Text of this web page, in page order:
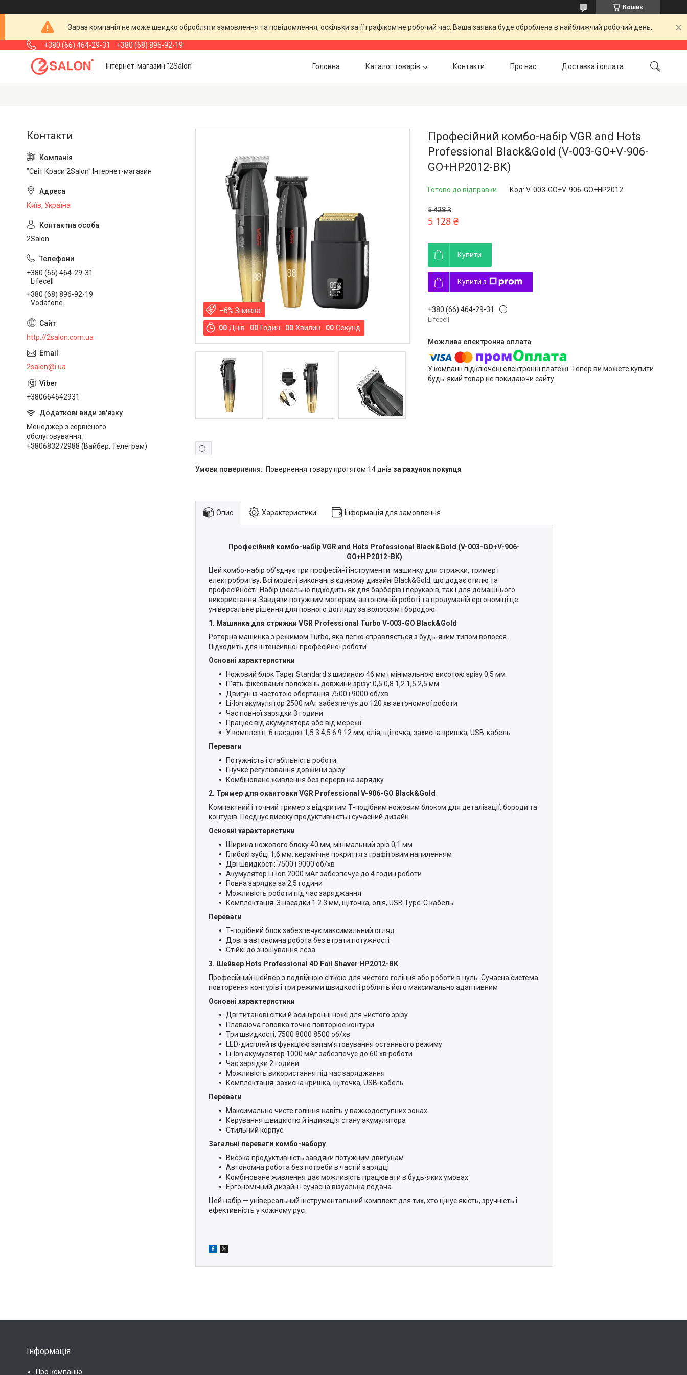
Кошик
Зараз компанія не може швидко обробляти замовлення та повідомлення, оскільки за її графіком не робочий час. Ваша заявка буде оброблена в найближчий робочий день.
+380 (66) 464-29-31 +380 (68) 896-92-19
Інтернет-магазин "2Salon" Головна Каталог товарів Контакти Про нас Доставка і оплата
–6%
00 Днів 00 Годин 00 Хвилин 00 Секунд
Професійний комбо-набір VGR and Hots
Professional Black&Gold (V-003-GO+V-906-
GO+HP2012-BK)
Готово до відправки Код: V-003-GO+V-906-GO+HP2012
5 428 ₴
5 128 ₴
Купити
Купити з
+380 (66) 464-29-31
Lifecell
У компанії підключені електронні платежі. Тепер ви можете купити
будь-який товар не покидаючи сайту.
повернення товару протягом 14 днів за рахунок покупця
Опис Характеристики Інформація для замовлення
Професійний комбо-набір VGR and Hots Professional Black&Gold (V-003-GO+V-906-
GO+HP2012-BK)
Цей комбо-набір об’єднує три професійні інструменти: машинку для стрижки, тример і
електробритву. Всі моделі виконані в єдиному дизайні Black&Gold, що додає стилю та
професійності. Набір ідеально підходить як для барберів і перукарів, так і для домашнього
використання. Завдяки потужним моторам, автономній роботі та продуманій ергономіці це
універсальне рішення для повного догляду за волоссям і бородою.
1. Машинка для стрижки VGR Professional Turbo V-003-GO Black&Gold
Роторна машинка з режимом Turbo, яка легко справляється з будь-яким типом волосся.
Підходить для інтенсивної професійної роботи
Основні характеристики
Ножовий блок Taper Standard з шириною 46 мм і мінімальною висотою зрізу 0,5 мм
П’ять фіксованих положень довжини зрізу: 0,5 0,8 1,2 1,5 2,5 мм
Двигун із частотою обертання 7500 і 9000 об/хв
Li-Ion акумулятор 2500 мАг забезпечує до 120 хв автономної роботи
Час повної зарядки 3 години
Працює від акумулятора або від мережі
У комплекті: 6 насадок 1,5 3 4,5 6 9 12 мм, олія, щіточка, захисна кришка, USB-кабель
Переваги
Потужність і стабільність роботи
Гнучке регулювання довжини зрізу
Комбіноване живлення без перерв на зарядку
2. Тример для окантовки VGR Professional V-906-GO Black&Gold
Компактний і точний тример з відкритим Т-подібним ножовим блоком для деталізації, бороди та
контурів. Поєднує високу продуктивність і сучасний дизайн
Основні характеристики
Ширина ножового блоку 40 мм, мінімальний зріз 0,1 мм
Глибокі зубці 1,6 мм, керамічне покриття з графітовим напиленням
Дві швидкості: 7500 і 9000 об/хв
Акумулятор Li-Ion 2000 мАг забезпечує до 4 годин роботи
Повна зарядка за 2,5 години
Можливість роботи під час заряджання
Комплектація: 3 насадки 1 2 3 мм, щіточка, олія, USB Type-C кабель
Переваги
Т-подібний блок забезпечує максимальний огляд
Довга автономна робота без втрати потужності
Стійкі до зношування леза
3. Шейвер Hots Professional 4D Foil Shaver HP2012-BK
Професійний шейвер з подвійною сіткою для чистого гоління або роботи в нуль. Сучасна система
повторення контурів і три режими швидкості роблять його максимально адаптивним
Основні характеристики
Дві титанові сітки й асинхронні ножі для чистого зрізу
Плаваюча головка точно повторює контури
Три швидкості: 7500 8000 8500 об/хв
LED-дисплей із функцією запам’ятовування останнього режиму
Li-Ion акумулятор 1000 мАг забезпечує до 60 хв роботи
Час зарядки 2 години
Можливість використання під час заряджання
Комплектація: захисна кришка, щіточка, USB-кабель
Переваги
Максимально чисте гоління навіть у важкодоступних зонах
Керування швидкістю й індикація стану акумулятора
Стильний корпус.
Загальні переваги комбо-набору
Висока продуктивність завдяки потужним двигунам
Автономна робота без потреби в частій зарядці
Комбіноване живлення дає можливість працювати в будь-яких умовах
Ергономічний дизайн і сучасна візуальна подача
Цей набір — універсальний інструментальний комплект для тих, хто цінує якість, зручність і
ефективність у кожному русі
"Світ Краси 2Salon" Інтернет-магазин
Київ, Україна
2Salon
+380 (66) 464-29-31
Lifecell
+380 (68) 896-92-19
Vodafone
http://2salon.com.ua
2salon@i.ua
+380664642931
Менеджер з сервісного
обслуговування
+380683272988 (Вайбер, Телеграм)
Інформація
Про компанію